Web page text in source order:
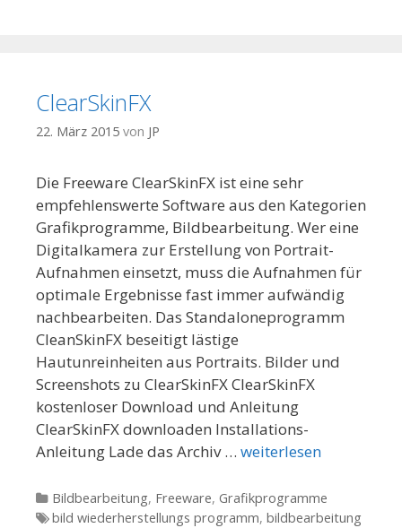
ClearSkinFX
22. März 2015 von JP
Die Freeware ClearSkinFX ist eine sehr
empfehlenswerte Software aus den Kategorien
Grafikprogramme, Bildbearbeitung. Wer eine
Digitalkamera zur Erstellung von Portrait-
Aufnahmen einsetzt, muss die Aufnahmen für
optimale Ergebnisse fast immer aufwändig
nachbearbeiten. Das Standaloneprogramm
CleanSkinFX beseitigt lästige
Hautunreinheiten aus Portraits. Bilder und
Screenshots zu ClearSkinFX ClearSkinFX
kostenloser Download und Anleitung
ClearSkinFX downloaden Installations-
Anleitung Lade das Archiv … weiterlesen
Kategorien
Bildbearbeitung, Freeware, Grafikprogramme
Tags
bild wiederherstellungs programm, bildbearbeitung